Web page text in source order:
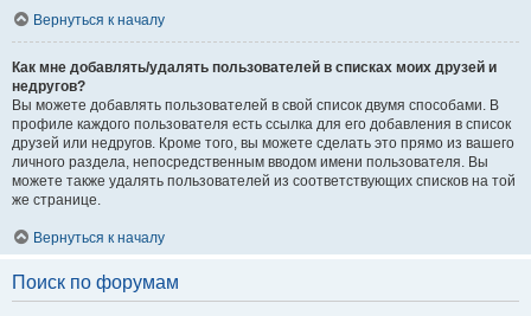
Вернуться к началу
Как мне добавлять/удалять пользователей в списках моих друзей и
недругов?
Вы можете добавлять пользователей в свой список двумя способами. В
профиле каждого пользователя есть ссылка для его добавления в список
друзей или недругов. Кроме того, вы можете сделать это прямо из вашего
личного раздела, непосредственным вводом имени пользователя. Вы
можете также удалять пользователей из соответствующих списков на той
же странице.
Вернуться к началу
Поиск по форумам